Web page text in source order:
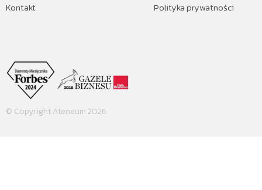
Kontakt
Polityka prywatności
© Copyright Ateneum 2026